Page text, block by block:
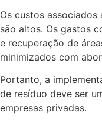
Os custos
são altos. Os gastos
e recuperação de
minimizados com
Portanto, a
de resíduo deve ser
empresas privadas.